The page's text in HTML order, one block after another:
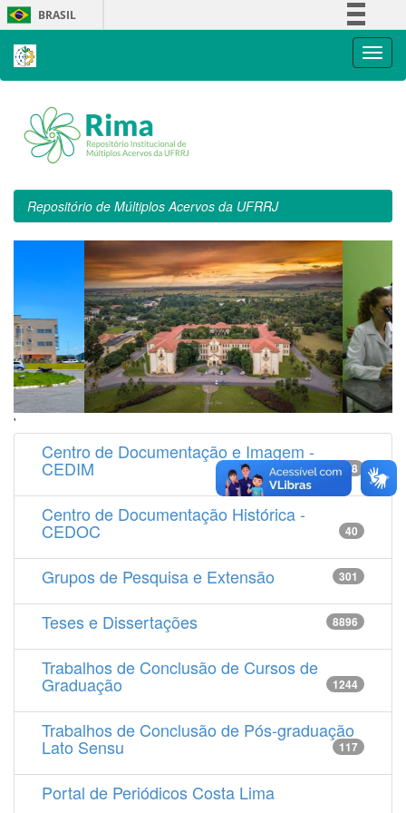
Skip
navigation
BRASIL
Repositório de Múltiplos Acervos da UFRRJ
'
Centro de Documentação e Imagem -
CEDIM 14538
Centro de Documentação Histórica -
CEDOC 40
Grupos de Pesquisa e Extensão 301
Teses e Dissertações 8896
Trabalhos de Conclusão de Cursos de
Graduação 1244
Trabalhos de Conclusão de Pós-graduação
Lato Sensu 117
Portal de Periódicos Costa Lima